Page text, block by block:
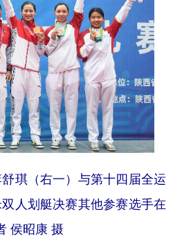
河北 山西
上海 江苏
福建 江西
湖北 湖南
海南 重庆
云南
舒琪（右一）与第十四届全运
人划艇决赛其他参赛选手在
侯昭康 摄